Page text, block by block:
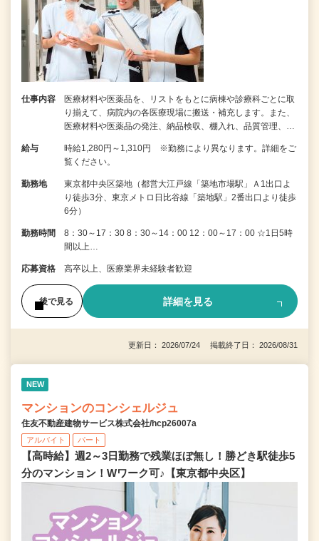
仕事内容
医療材料や医薬品を、リストをもとに病棟や診療科ごとに取
り揃えて、病院内の各医療現場に搬送・補充します。また、
医療材料や医薬品の発注、納品検収、棚入れ、品質管理、…
給与
時給1,280円～1,310円 ※勤務により異なります。詳細をご
覧ください。
勤務地
東京都中央区築地（都営大江戸線「築地市場駅」Ａ1出口よ
り徒歩3分、東京メトロ日比谷線「築地駅」2番出口より徒歩
6分）
勤務時間
8：30～17：30 8：30～14：00 12：00～17：00 ☆1日5時
間以上…
応募資格 高卒以上、医療業界未経験者歓迎
後で見る 詳細を見る
更新日： 2026/07/24 掲載終了日： 2026/08/31
NEW
マンションのコンシェルジュ
住友不動産建物サービス株式会社/hcp26007a
アルバイト パート
【高時給】週2～3日勤務で残業ほぼ無し！勝どき駅徒歩5
分のマンション！Wワーク可♪【東京都中央区】